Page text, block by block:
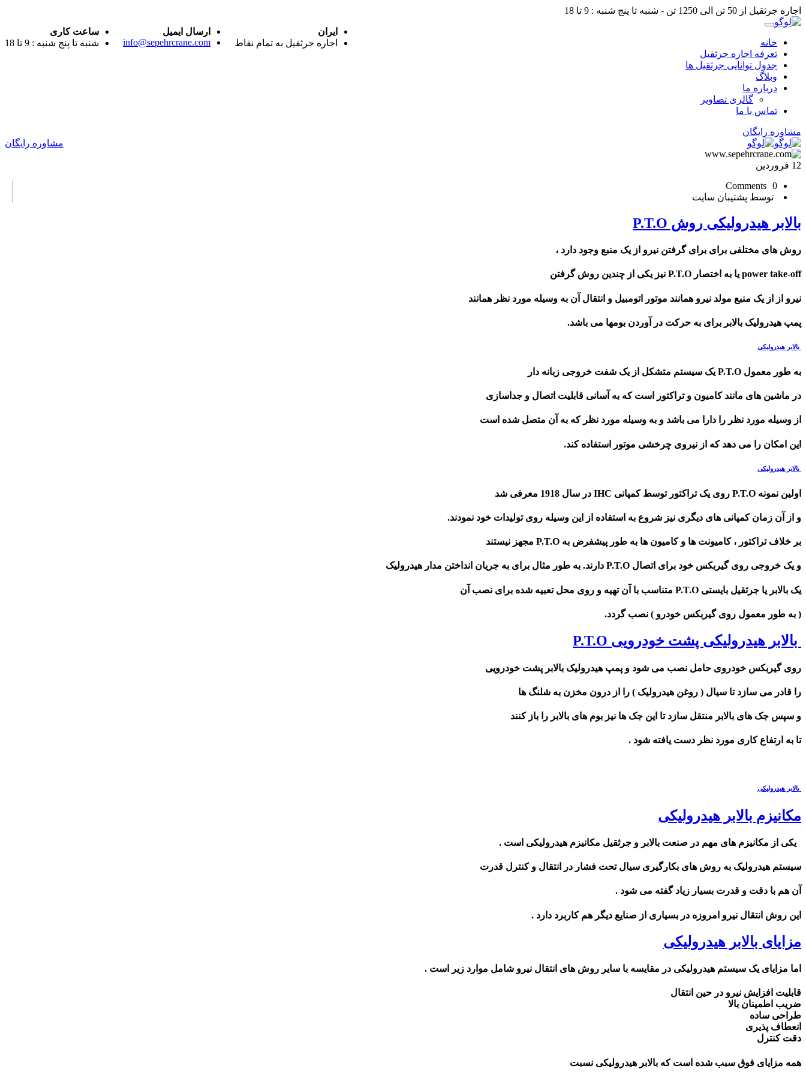
اجاره جرثقیل از 50 تن الی 1250 تن - شنبه تا پنج شنبه : 9 تا 18
ایران
اجاره جرثقیل به تمام نقاط
ارسال ایمیل
info@sepehrcrane.com
ساعت کاری
شنبه تا پنج شنبه : 9 تا 18
خانه
تعرفه اجاره جرثقیل
جدول توانایی جرثقیل ها
وبلاگ
درباره ما
گالری تصاویر
تماس با ما
مشاوره رایگان
مشاوره رایگان
12 فروردین
0 Comments
توسط پشتیبان سایت
بالابر هیدرولیکی روش P.T.O
روش های مختلفی برای برای گرفتن نیرو از یک منبع وجود دارد ،
power take-off یا به اختصار P.T.O نیز یکی از چندین روش گرفتن
نیرو از از یک منبع مولد نیرو همانند موتور اتومبیل و انتقال آن به وسیله مورد نظر همانند
پمپ هیدرولیک بالابر برای به حرکت در آوردن بومها می باشد.
بالابر هیدرولیکی
به طور معمول P.T.O یک سیستم متشکل از یک شفت خروجی زبانه دار
در ماشین های مانند کامیون و تراکتور است که به آسانی قابلیت اتصال و جداسازی
از وسیله مورد نظر را دارا می باشد و به وسیله مورد نظر که به آن متصل شده است
این امکان را می دهد که از نیروی چرخشی موتور استفاده کند.
بالابر هیدرولیکی
اولین نمونه P.T.O روی یک تراکتور توسط کمپانی IHC در سال 1918 معرفی شد
و از آن زمان کمپانی های دیگری نیز شروع به استفاده از این وسیله روی تولیدات خود نمودند.
بر خلاف تراکتور ، کامیونت ها و کامیون ها به طور پیشفرض به P.T.O مجهز نیستند
و یک خروجی روی گیربکس خود برای اتصال P.T.O دارند. به طور مثال برای به جریان انداختن مدار هیدرولیک
یک بالابر یا جرثقیل بایستی P.T.O متناسب با آن تهیه و روی محل تعبیه شده برای نصب آن
( به طور معمول روی گیربکس خودرو ) نصب گردد.
بالابر هیدرولیکی پشت خودرویی P.T.O
روی گیربکس خودروی حامل نصب می شود و پمپ هیدرولیک بالابر پشت خودرویی
را قادر می سازد تا سیال ( روغن هیدرولیک ) را از درون مخزن به شلنگ ها
و سپس جک های بالابر منتقل سازد تا این جک ها نیز بوم های بالابر را باز کنند
تا به ارتفاع کاری مورد نظر دست یافته شود .
بالابر هیدرولیکی
مکانیزم بالابر هیدرولیکی
یکی از مکانیزم های مهم در صنعت بالابر و جرثقیل مکانیزم هیدرولیکی است .
سیستم هیدرولیک به روش های بکارگیری سیال تحت فشار در انتقال و کنترل قدرت
آن هم با دقت و قدرت بسیار زیاد گفته می شود .
این روش انتقال نیرو امروزه در بسیاری از صنایع دیگر هم کاربرد دارد .
مزایای بالابر هیدرولیکی
اما مزایای یک سیستم هیدرولیکی در مقایسه با سایر روش های انتقال نیرو شامل موارد زیر است .
قابلیت افزایش نیرو در حین انتقال
ضریب اطمینان بالا
طراحی ساده
انعطاف پذیری
دقت کنترل
همه مزایای فوق سبب شده است که بالابر هیدرولیکی نسبت